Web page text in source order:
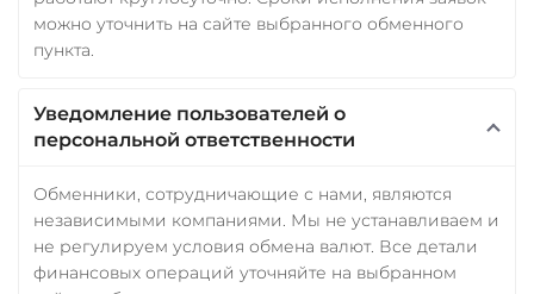
можно уточнить на сайте выбранного обменного
пункта.
Уведомление пользователей о
персональной ответственности
Обменники, сотрудничающие с нами, являются
независимыми компаниями. Мы не устанавливаем и
не регулируем условия обмена валют. Все детали
финансовых операций уточняйте на выбранном